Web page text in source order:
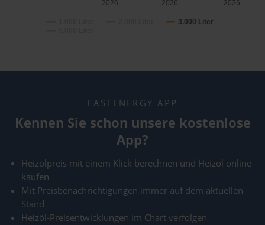
3.000 Liter
2026
2026
2026
FASTENERGY APP
Kennen Sie schon unsere kostenlose
App?
Heizölpreis mit einem Klick berechnen und Heizöl online
kaufen
Mit Preisbenachrichtigungen immer auf dem aktuellen
Stand
Heizöl-Preisentwicklungen im Chart verfolgen